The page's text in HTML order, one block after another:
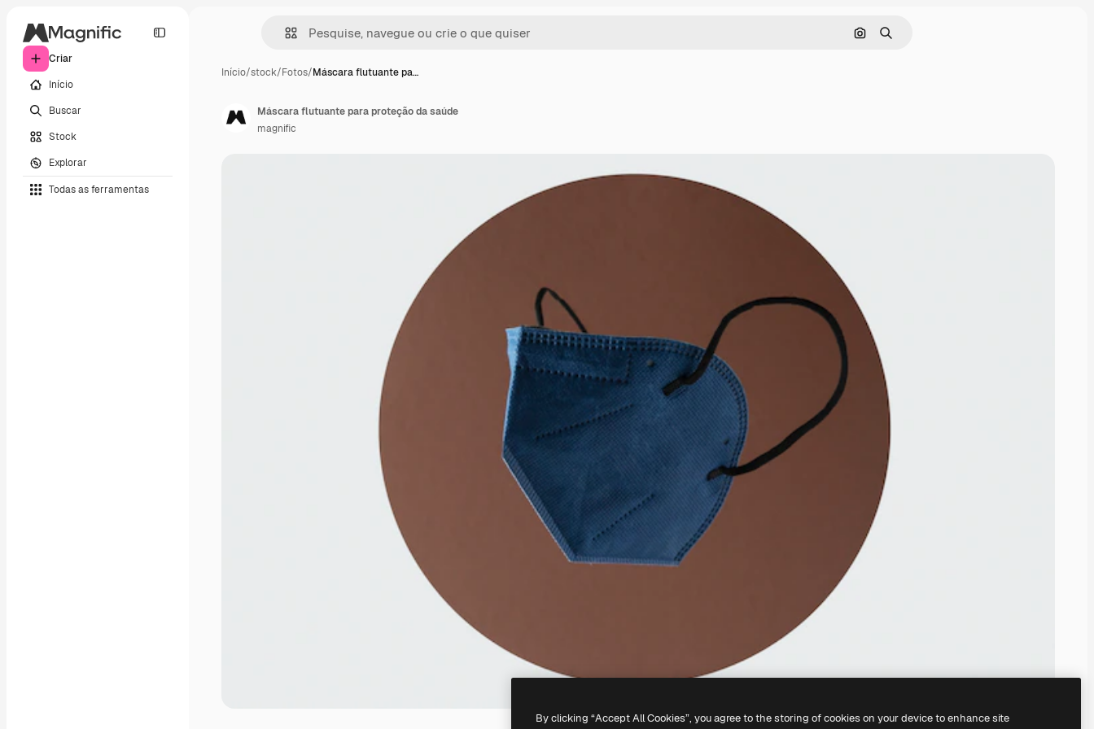
Criar
Início
Buscar
Stock
Explorar
Todas as ferramentas
Pesquisar por imagem
Buscar
Início/stock/Fotos/Máscara flutuante pa…
Máscara flutuante para proteção da saúde
magnific
By clicking “Accept All Cookies”, you agree to the storing of cookies on your device to enhance site